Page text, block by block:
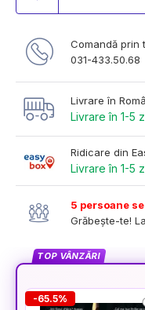
Comandă prin
031-433.50.68
Livrare în
Livrare în 1-5
Ridicare din
Livrare în 1-5
5 persoane
Grăbește-te!
TOP VÂNZĂRI
-65.5%